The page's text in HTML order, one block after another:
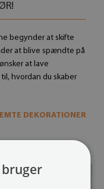
begynder at skifte
at blive spændte på
at lave
hvordan du skaber
DEKORATIONER